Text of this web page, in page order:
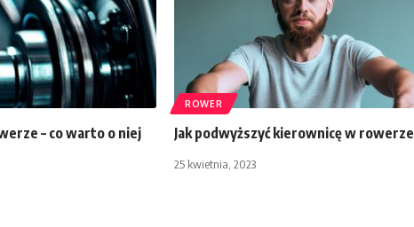
– co warto o niej
ROWER
Jak podwyższyć kierownicę w rowerze
25 kwietnia, 2023